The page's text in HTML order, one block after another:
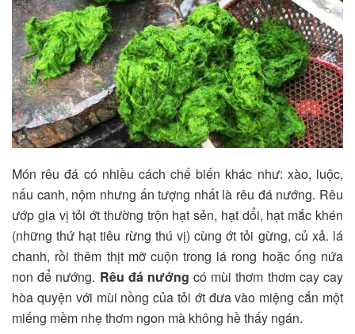
Món rêu đá có nhiều cách chế biến khác như: xào, luộc,
nấu canh, nộm nhưng ấn tượng nhất là rêu đá nướng. Rêu
ướp gia vị tỏi ớt thường trộn hạt sẻn, hạt dổi, hạt mắc khén
(những thứ hạt tiêu rừng thú vị) cùng ớt tỏi gừng, củ xả. lá
chanh, rồi thêm thịt mỡ cuộn trong lá rong hoặc ống nứa
non để nướng. Rêu đá nướng có mùi thơm thơm cay cay
hòa quyện với mùi nồng của tỏi ớt đưa vào miệng cắn một
miếng mềm nhẹ thơm ngon mà không hề thấy ngán.